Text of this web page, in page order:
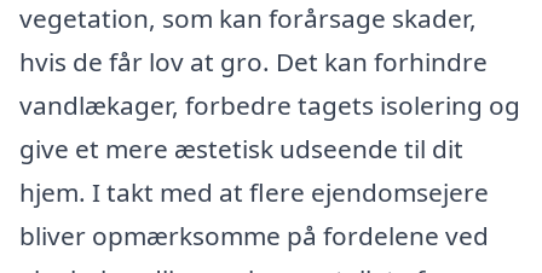
vegetation, som kan forårsage skader,
hvis de får lov at gro. Det kan forhindre
vandlækager, forbedre tagets isolering og
give et mere æstetisk udseende til dit
hjem. I takt med at flere ejendomsejere
bliver opmærksomme på fordelene ved